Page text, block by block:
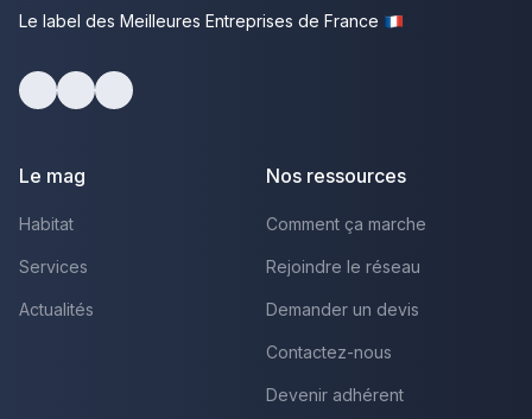
Le label des Meilleures Entreprises de France
Le mag
Habitat
Services
Actualités
Nos ressources
Comment ça marche
Rejoindre le réseau
Demander un devis
Contactez-nous
Devenir adhérent